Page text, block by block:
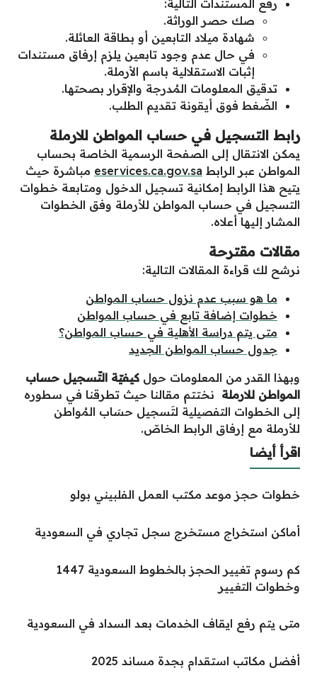
رفع المستندات التالية:
صك حصر الوراثة.
شهادة ميلاد التابعين أو بطاقة العائلة.
في حال عدم وجود تابعين يلزم إرفاق مستندات
إثبات الاستقلالية باسم الأرملة.
تدقيق المعلومات المُدرجة والإقرار بصحتها.
الضّغط فوق أيقونة تقديم الطلب.
رابط التسجيل في حساب المواطن للارملة
يمكن الانتقال إلى الصفحة الرسمية الخاصة بحساب
المواطن عبر الرابط eservices.ca.gov.sa مباشرة حيث
يتيح هذا الرابط إمكانية تسجيل الدخول ومتابعة خطوات
التسجيل في حساب المواطن للأرملة وفق الخطوات
المشار إليها أعلاه.
مقالات مقترحة
نرشح لك قراءة المقالات التالية:
ما هو سبب عدم نزول حساب المواطن
خطوات إضافة تابع في حساب المواطن
متى يتم دراسة الأهلية في حساب المواطن؟
جدول حساب المواطن الجديد
وبهذا القدر من المعلومات حول كيفيّة التّسجيل حساب
المواطن للارملة نختتم مقالنا حيث تطرقنا في سطوره
إلى الخطوات التفصيلية لتَسجيل حسَاب المُواطن
للأرملة مع إرفاق الرابط الخاصّ.
اقرأ أيضا
خطوات حجز موعد مكتب العمل الفلبيني بولو
أماكن استخراج مستخرج سجل تجاري في السعودية
كم رسوم تغيير الحجز بالخطوط السعودية 1447
وخطوات التغيير
متى يتم رفع ايقاف الخدمات بعد السداد في السعودية
أفضل مكاتب استقدام بجدة مساند 2025